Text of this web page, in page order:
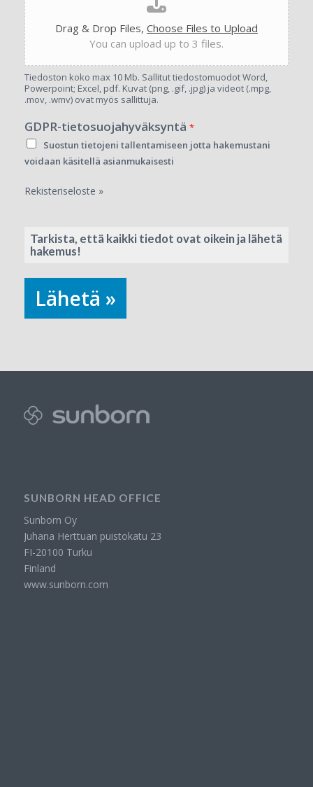
Drag & Drop Files, Choose Files to Upload
You can upload up to 3 files.
Tiedoston koko max 10 Mb. Sallitut tiedostomuodot Word,
Powerpoint; Excel, pdf. Kuvat (png, .gif, .jpg) ja videot (.mpg,
.mov, .wmv) ovat myös sallittuja.
GDPR-tietosuojahyväksyntä *
Suostun tietojeni tallentamiseen jotta hakemustani
voidaan käsitellä asianmukaisesti
Rekisteriseloste »
Tarkista, että kaikki tiedot ovat oikein ja lähetä
hakemus!
Lähetä »
SUNBORN HEAD OFFICE
Sunborn Oy
Juhana Herttuan puistokatu 23
FI-20100 Turku
Finland
www.sunborn.com